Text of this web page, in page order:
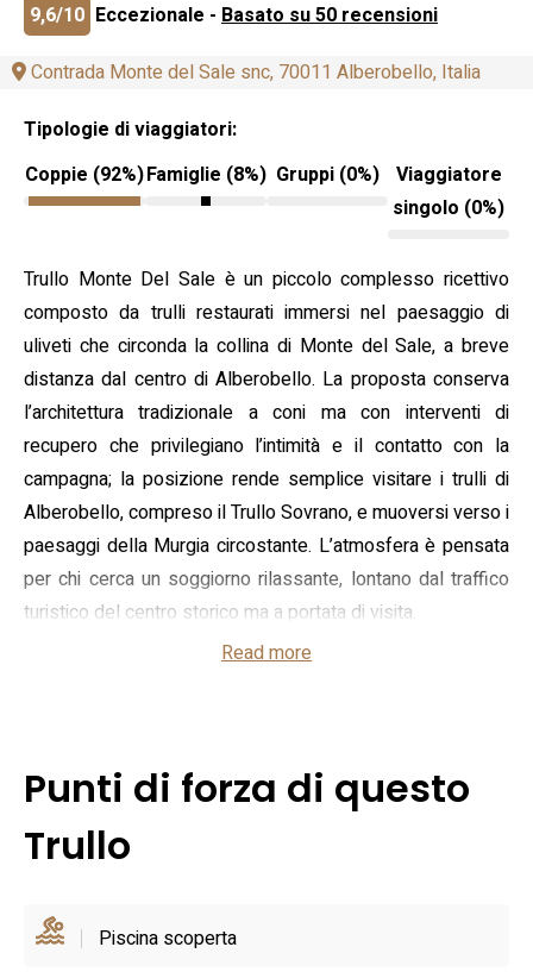
9,6/10 Eccezionale - Basato su 50 recensioni
Contrada Monte del Sale snc, 70011 Alberobello, Italia
Tipologie di viaggiatori:
Coppie (92%)Famiglie (8%) Gruppi (0%)
Viaggiatore
singolo (0%)
Trullo Monte Del Sale è un piccolo complesso ricettivo
composto da trulli restaurati immersi nel paesaggio di
uliveti che circonda la collina di Monte del Sale, a breve
distanza dal centro di Alberobello. La proposta conserva
l’architettura tradizionale a coni ma con interventi di
recupero che privilegiano l’intimità e il contatto con la
campagna; la posizione rende semplice visitare i trulli di
Alberobello, compreso il Trullo Sovrano, e muoversi verso i
paesaggi della Murgia circostante. L’atmosfera è pensata
per chi cerca un soggiorno rilassante, lontano dal traffico
turistico del centro storico ma a portata di visita.
Gli alloggi sono organizzati in unità autonome con angolo
e gli spazi tipici del trullo. All’esterno gli ospiti dispongono
di aree riservate con gazebo e postazioni barbecue, oltre a
una piscina stagionale a uso degli ospiti e parcheggio
cura i dettagli pratici per un’accoglienza discreta e
Read more
Punti di forza di questo
Trullo
Piscina scoperta